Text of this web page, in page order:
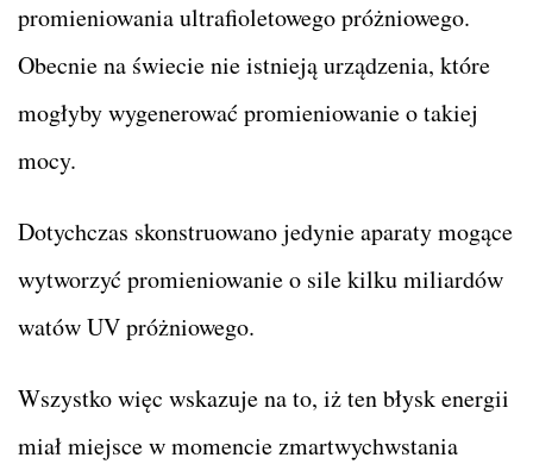
promieniowania ultrafioletowego próżniowego.
Obecnie na świecie nie istnieją urządzenia, które
mogłyby wygenerować promieniowanie o takiej
mocy.
Dotychczas skonstruowano jedynie aparaty mogące
wytworzyć promieniowanie o sile kilku miliardów
watów UV próżniowego.
Wszystko więc wskazuje na to, iż ten błysk energii
miał miejsce w momencie zmartwychwstania